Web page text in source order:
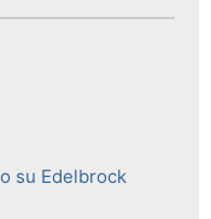
su Edelbrock